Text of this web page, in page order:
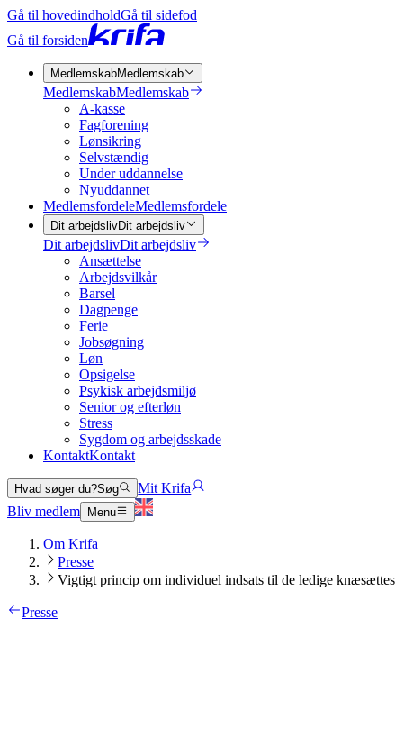
Gå til hovedindholdGå til sidefod
Gå til forsiden
MedlemskabMedlemskab
MedlemskabMedlemskab
A-kasse
Fagforening
Lønsikring
Selvstændig
Under uddannelse
Nyuddannet
MedlemsfordeleMedlemsfordele
Dit arbejdslivDit arbejdsliv
Dit arbejdslivDit arbejdsliv
Ansættelse
Arbejdsvilkår
Barsel
Dagpenge
Ferie
Jobsøgning
Løn
Opsigelse
Psykisk arbejdsmiljø
Senior og efterløn
Stress
Sygdom og arbejdsskade
KontaktKontakt
Hvad søger du?Søg
Mit Krifa
Bliv medlem
Menu
Om Krifa
Presse
Vigtigt princip om individuel indsats til de ledige knæsættes
Presse